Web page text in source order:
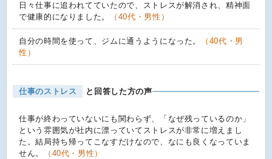
日々仕事に追われてていたので、ストレスが解消され、精神面
で健康的になりました。
（40代・男性）
自分の時間を使って、ジムに通うようになった。
（40代・男
性）
仕事のストレス と回答した方の声
仕事が終わっていないにも関わらず、「なぜ残っているのか」
という雰囲気が社内に漂っていてストレスが非常に増えまし
た。結局持ち帰ってこなすだけなので、なにも良くなっていま
せん。
（40代・男性）